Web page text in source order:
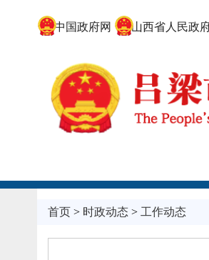
中国政府网 山西省人民政
首页> 时政动态> 工作动态